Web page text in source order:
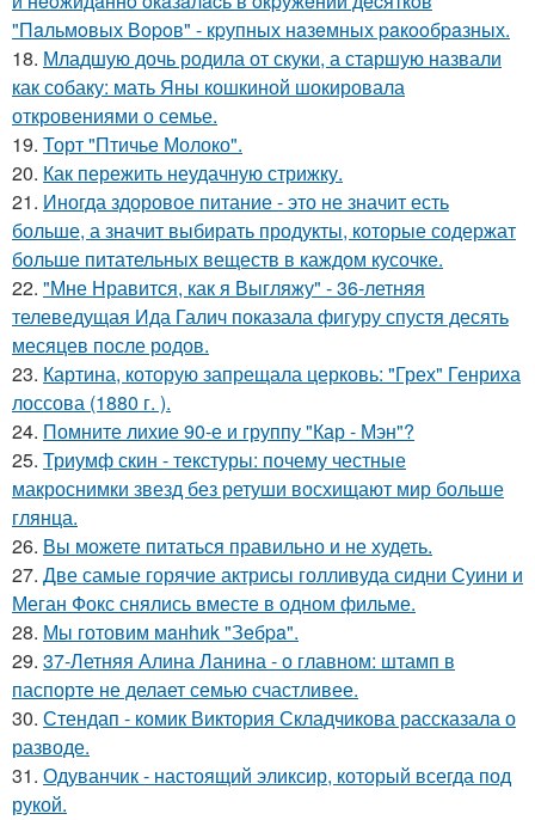
"Пaльмoвых Вopoв" - кpупных нaзeмных paкooбpaзных.
18. Младшую дочь родила от скуки, а старшую назвали
как собаку: мать Яны кошкиной шокировала
откровениями о семье.
19. Торт "Птичье Молоко".
20. Как пережить неудачную стрижку.
21. Иногда здоровое питание - это не значит есть
больше, а значит выбирать продукты, которые содержат
больше питательных веществ в каждом кусочке.
22. "Мне Нравится, как я Выгляжу" - 36-летняя
телеведущая Ида Галич показала фигуру спустя десять
месяцев после родов.
23. Картина, которую запрещала церковь: "Грех" Генриха
лоссова (1880 г. ).
24. Помните лихие 90-е и группу "Кар - Мэн"?
25. Триумф скин - текстуры: почему честные
макроснимки звезд без ретуши восхищают мир больше
глянца.
26. Вы можете питаться правильно и не худеть.
27. Две самые горячие актрисы голливуда сидни Суини и
Меган Фокс снялись вместе в одном фильме.
28. Мы готовим мaнhиk "Зeбpa".
29. 37-Летняя Алина Ланина - о главном: штамп в
паспорте не делает семью счастливее.
30. Стендап - комик Виктория Складчикова рассказала о
разводе.
31. Одуванчик - настоящий эликсир, который всегда под
рукой.